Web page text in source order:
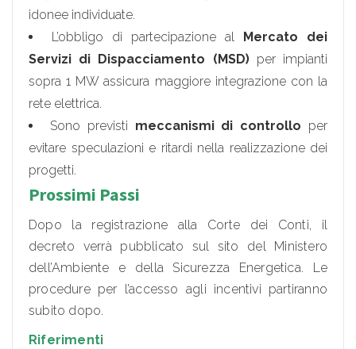
idonee individuate.
L’obbligo di partecipazione al
Mercato dei
Servizi di Dispacciamento (MSD)per impianti
sopra 1 MW assicura maggiore integrazione con la
rete elettrica.
Sono previsti meccanismi di controllo per
evitare speculazioni e ritardi nella realizzazione dei
progetti.
Prossimi Passi
Dopo la registrazione alla Corte dei Conti, il
decreto verrà pubblicato sul sito del Ministero
dell’Ambiente e della Sicurezza Energetica. Le
procedure per l’accesso agli incentivi partiranno
subito dopo.
Riferimenti